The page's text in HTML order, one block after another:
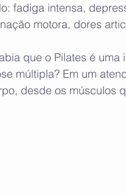
fadiga intensa,
motora, dores
que o Pilates é
múltipla? Em um
desde os músculos